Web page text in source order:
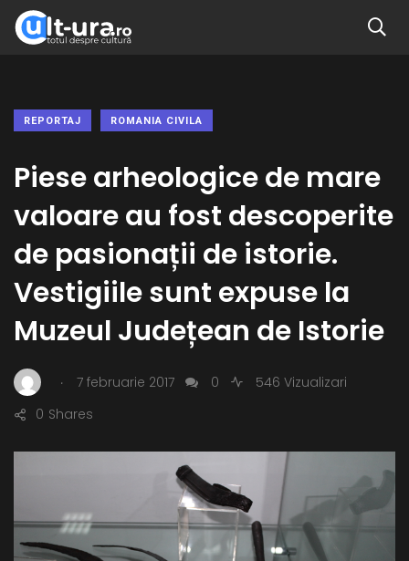
REPORTAJ ROMANIA CIVILA
Piese arheologice de mare
valoare au fost descoperite
de pasionații de istorie.
Vestigiile sunt expuse la
Muzeul Județean de Istorie
. 7 februarie 2017 0
546 Vizualizari
Shares
0